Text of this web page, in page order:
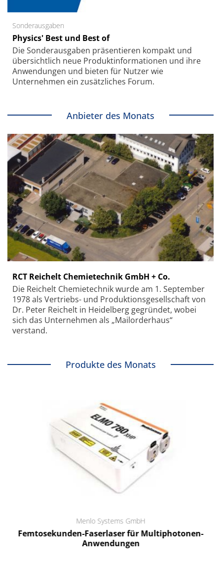
Sonderausgaben
Physics' Best und Best of
Die Sonder­ausgaben präsentieren kompakt und
übersichtlich neue Produkt­informationen und ihre
Anwendungen und bieten für Nutzer wie
Unternehmen ein zusätzliches Forum.
Anbieter des Monats
RCT Reichelt Chemietechnik GmbH + Co.
Die Reichelt Chemietechnik wurde am 1. September
1978 als Vertriebs- und Produktionsgesellschaft von
Dr. Peter Reichelt in Heidelberg gegründet, wobei
sich das Unternehmen als „Mailorderhaus“
verstand.
Produkte des Monats
Menlo Systems GmbH
Femtosekunden-Faserlaser für Multiphotonen-
Anwendungen